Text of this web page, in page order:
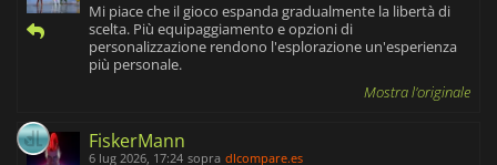
Mi piace che il gioco espanda gradualmente la libertà di
scelta. Più equipaggiamento e opzioni di
personalizzazione rendono l'esplorazione un'esperienza
più personale.
Mostra l'originale
FiskerMann
6 lug 2026, 17:24 sopra dlcompare.es